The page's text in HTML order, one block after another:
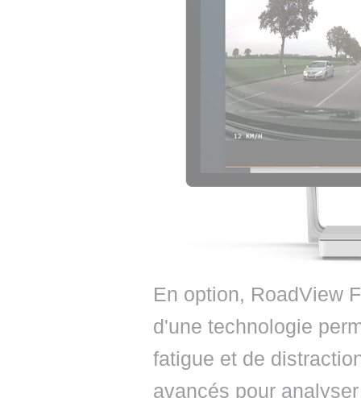
En option, RoadView
d'une technologie
fatigue et de
avancés pour